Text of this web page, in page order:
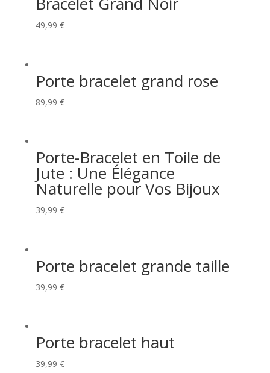
49,99 €
Porte bracelet grand rose
89,99 €
Porte-Bracelet en Toile de
Jute : Une Élégance
Naturelle pour Vos Bijoux
39,99 €
Porte bracelet grande taille
39,99 €
Porte bracelet haut
39,99 €